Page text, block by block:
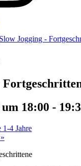
Slow Jogging -
18:00 -
1-4 Jahre
»